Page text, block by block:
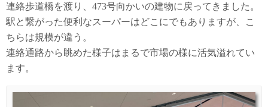
連絡歩道橋を渡り、473号向かいの建物に戻ってきました。
駅と繋がった便利なスーパーはどこにでもありますが、こ
ちらは規模が違う。
連絡通路から眺めた様子はまるで市場の様に活気溢れてい
ます。